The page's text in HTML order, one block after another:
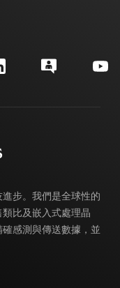
步。我們是全球性的
比及嵌入式處理晶
感測與傳送數據，並